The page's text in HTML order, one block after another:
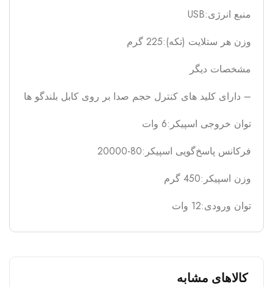
منبع انرژی:USB
وزن هر ستلایت (تکه):225 گرم
مشخصات دیگر
– دارای کلید های کنترل حجم صدا بر روی کابل بلندگو ها
توان خروجی اسپیکر:6 وات
فرکانس پاسخ‌گویی اسپیکر:80-20000
وزن اسپیکر:450 گرم
توان ورودی:12 وات
کالاهای مشابه